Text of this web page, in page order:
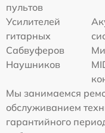
пультов
Усилителей
гитарных
Сабвуферов
Наушников
Мы занимаемся
обслуживанием
гарантийного